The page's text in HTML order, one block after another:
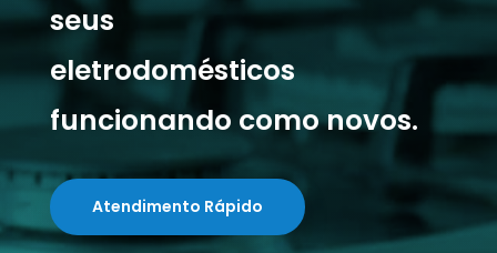
seus
eletrodomésticos
funcionando como novos.
Atendimento Rápido